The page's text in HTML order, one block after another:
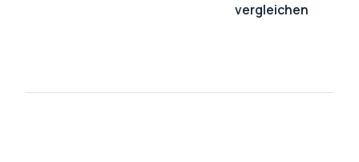
vergleichen